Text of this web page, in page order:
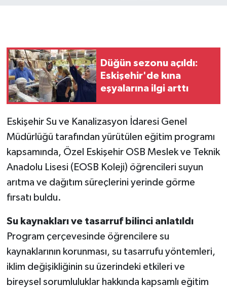
Düğün sezonu açıldı:
Eskişehir'de kına
eşyalarına ilgi arttı
Eskişehir Su ve Kanalizasyon İdaresi Genel
Müdürlüğü tarafından yürütülen eğitim programı
kapsamında, Özel Eskişehir OSB Meslek ve Teknik
Anadolu Lisesi (EOSB Koleji) öğrencileri suyun
arıtma ve dağıtım süreçlerini yerinde görme
fırsatı buldu.
Su kaynakları ve tasarruf bilinci anlatıldı
Program çerçevesinde öğrencilere su
kaynaklarının korunması, su tasarrufu yöntemleri,
iklim değişikliğinin su üzerindeki etkileri ve
bireysel sorumluluklar hakkında kapsamlı eğitim